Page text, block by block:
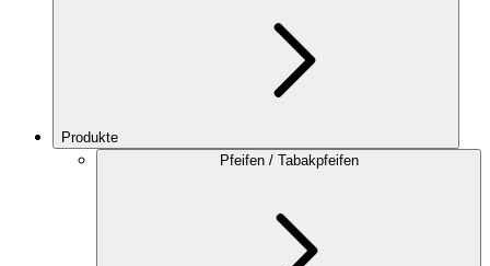
Produkte
Pfeifen / Tabakpfeifen